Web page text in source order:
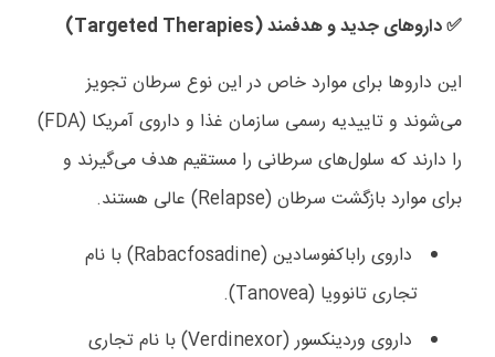
✅️ داروهای جدید و هدفمند (Targeted Therapies
)
این داروها برای موارد خاص در این نوع سرطان تجویز
می‌شوند و تاییدیه رسمی سازمان غذا و داروی آمریکا (FDA
)
را دارند که سلول‌های سرطانی را مستقیم هدف می‌گیرند و
برای موارد بازگشت سرطان (Relapse) عالی هستند.
داروی راباکفوسادین (Rabacfosadine) با نام
تجاری تانوویا (Tanovea
).
داروی وردینکسور (Verdinexor) با نام تجاری